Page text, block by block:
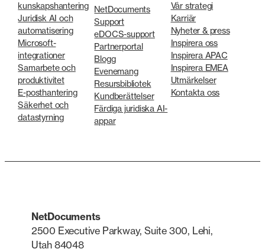
kunskapshantering
Juridisk AI och
automatisering
Microsoft-
integrationer
Samarbete och
produktivitet
E-posthantering
Säkerhet och
datastyrning
NetDocuments
Support
eDOCS-support
Partnerportal
Blogg
Evenemang
Resursbibliotek
Kundberättelser
Färdiga juridiska AI-
appar
Vår strategi
Karriär
Nyheter & press
Inspirera oss
Inspirera APAC
Inspirera EMEA
Utmärkelser
Kontakta oss
NetDocuments
2500 Executive Parkway, Suite 300, Lehi,
Utah 84048